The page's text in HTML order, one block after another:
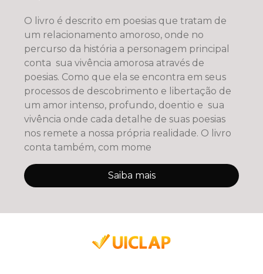
O livro é descrito em poesias que tratam de
um relacionamento amoroso, onde no
percurso da história a personagem principal
conta sua vivência amorosa através de
poesias. Como que ela se encontra em seus
processos de descobrimento e libertação de
um amor intenso, profundo, doentio e sua
vivência onde cada detalhe de suas poesias
nos remete a nossa própria realidade. O livro
conta também, com mome
Saiba mais